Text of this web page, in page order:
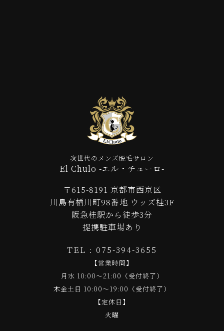
次世代のメンズ脱毛サロン
El Chulo -エル・チューロ-
〒615-8191 京都市西京区
川島有栖川町98番地 ウッズ桂3F
阪急桂駅から徒歩3分
提携駐車場あり
TEL : 075-394-3655
【営業時間】
月水 10:00～21:00（受付終了）
木金土日 10:00～19:00（受付終了）
【定休日】
火曜